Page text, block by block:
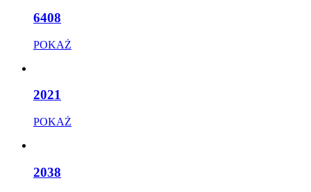
6408
POKAŻ
2021
POKAŻ
2038